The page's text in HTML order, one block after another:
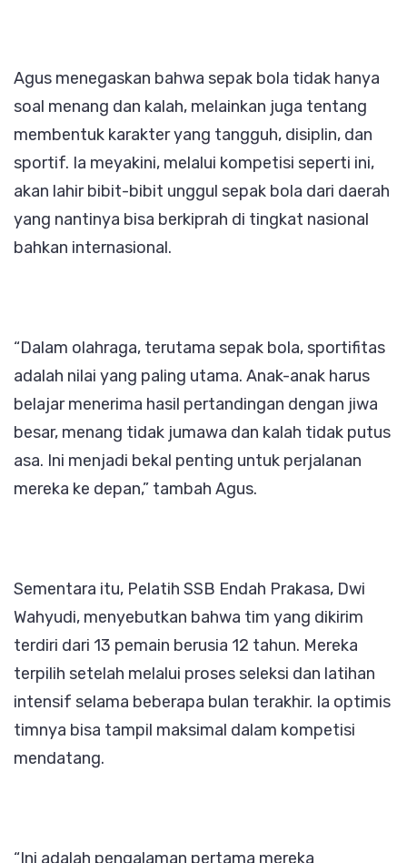
Agus menegaskan bahwa sepak bola tidak hanya
soal menang dan kalah, melainkan juga tentang
membentuk karakter yang tangguh, disiplin, dan
sportif. Ia meyakini, melalui kompetisi seperti ini,
akan lahir bibit-bibit unggul sepak bola dari daerah
yang nantinya bisa berkiprah di tingkat nasional
bahkan internasional.
“Dalam olahraga, terutama sepak bola, sportifitas
adalah nilai yang paling utama. Anak-anak harus
belajar menerima hasil pertandingan dengan jiwa
besar, menang tidak jumawa dan kalah tidak putus
asa. Ini menjadi bekal penting untuk perjalanan
mereka ke depan,” tambah Agus.
Sementara itu, Pelatih SSB Endah Prakasa, Dwi
Wahyudi, menyebutkan bahwa tim yang dikirim
terdiri dari 13 pemain berusia 12 tahun. Mereka
terpilih setelah melalui proses seleksi dan latihan
intensif selama beberapa bulan terakhir. Ia optimis
timnya bisa tampil maksimal dalam kompetisi
mendatang.
“Ini adalah pengalaman pertama mereka